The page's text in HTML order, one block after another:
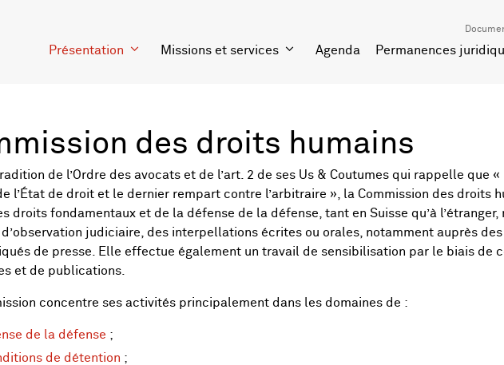
Présentation Missions et services Agenda Permanences
des droits humains
de l’Ordre des avocats et de l’art. 2 de ses Us & Coutumes qui rappelle que «
l’État de droit et le dernier rempart contre l’arbitraire », la Commission des droits
droits fondamentaux et de la défense de la défense, tant en Suisse qu’à
d’observation judiciaire, des interpellations écrites ou orales, notamment auprès
de presse. Elle effectue également un travail de sensibilisation par le biais de
et de publications.
concentre ses activités principalement dans les domaines de :
de la défense ;
de détention ;